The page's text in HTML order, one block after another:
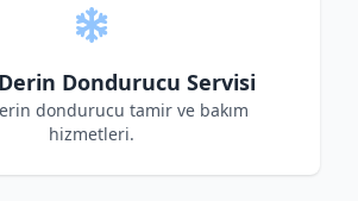
Dondurucu Servisi
dondurucu tamir ve bakım
hizmetleri.